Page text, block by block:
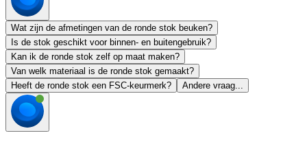
Wat zijn de afmetingen van de ronde stok beuken?
Is de stok geschikt voor binnen- en buitengebruik?
Kan ik de ronde stok zelf op maat maken?
Van welk materiaal is de ronde stok gemaakt?
Heeft de ronde stok een FSC-keurmerk?
Andere vraag...